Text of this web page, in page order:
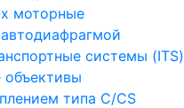
моторные
системы (ITS)
типа C/CS